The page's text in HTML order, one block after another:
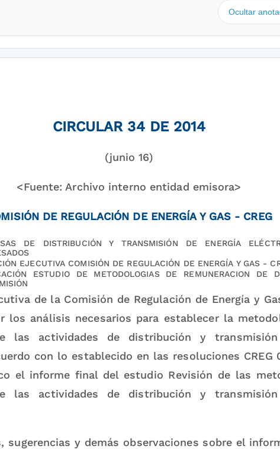
Ocultar
CIRCULAR 34 DE 2014
(junio 16)
<Fuente: Archivo interno entidad emisora>
DE REGULACIÓN DE ENERGÍA Y GAS - CREG
DE DISTRIBUCIÓN Y TRANSMISIÓN DE ENERGÍA
EJECUTIVA COMISIÓN DE REGULACIÓN DE ENERGÍA Y GAS -
ESTUDIO DE METODOLOGIAS DE REMUNERACION DE
de la Comisión de Regulación de Energía y
los análisis necesarios para establecer la
las actividades de distribución y
con lo establecido en las resoluciones CREG
el informe final del estudio Revisión de las
las actividades de distribución y
sugerencias y demás observaciones sobre el